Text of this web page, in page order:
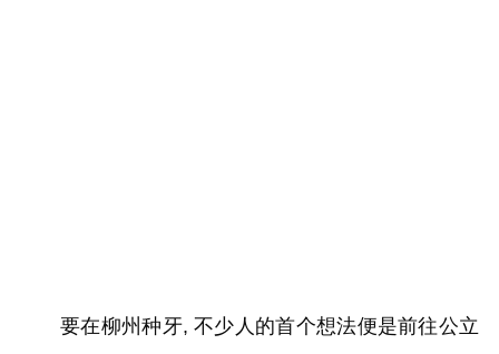
要在柳州种牙, 不少人的首个想法便是前往公立